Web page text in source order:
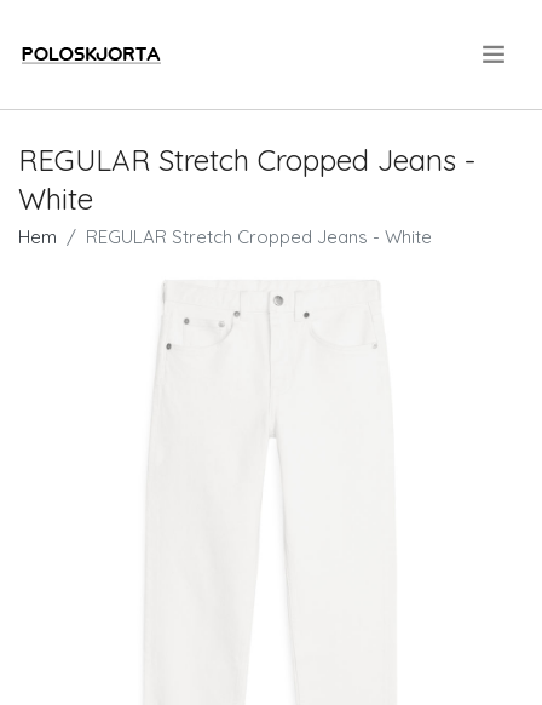
REGULAR Stretch Cropped Jeans -
White
Hem REGULAR Stretch Cropped Jeans - White